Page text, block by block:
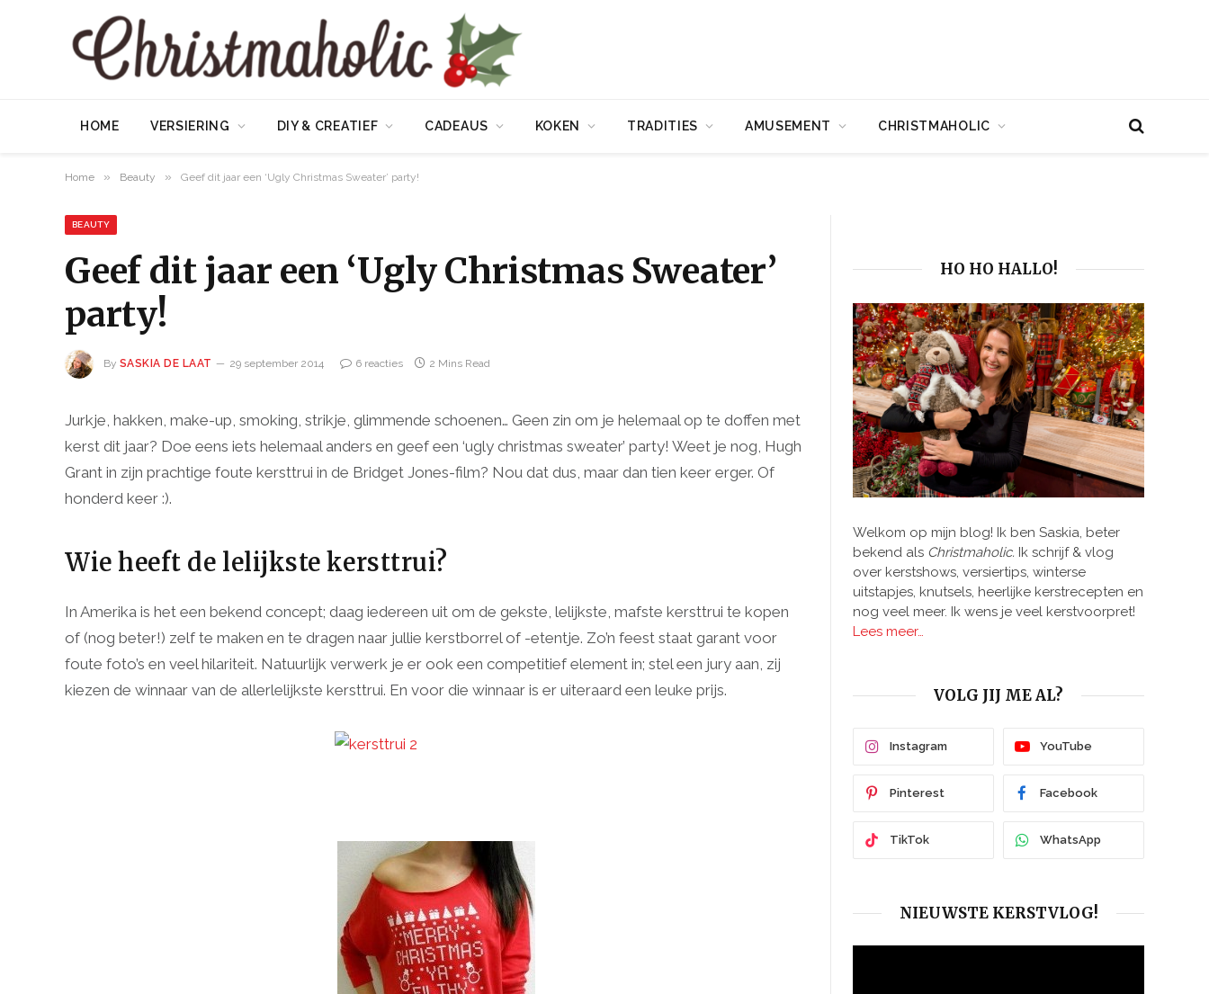
HOME VERSIERING DIY & CREATIEF CADEAUS KOKEN TRADITIES AMUSEMENT CHRISTMAHOLIC
Home » Beauty » Geef dit jaar een ‘Ugly Christmas Sweater’ party!
BEAUTY
Geef dit jaar een ‘Ugly Christmas Sweater’
party!
By SASKIA DE LAAT 29 september 2014 6 reacties 2 Mins Read
Jurkje, hakken, make-up, smoking, strikje, glimmende schoenen… Geen zin om je helemaal op te doffen met
kerst dit jaar? Doe eens iets helemaal anders en geef een ‘ugly christmas sweater’ party! Weet je nog, Hugh
Grant in zijn prachtige foute kersttrui in de Bridget Jones-film? Nou dat dus, maar dan tien keer erger. Of
honderd keer :).
Wie heeft de lelijkste kersttrui?
In Amerika is het een bekend concept; daag iedereen uit om de gekste, lelijkste, mafste kersttrui te kopen
of (nog beter!) zelf te maken en te dragen naar jullie kerstborrel of -etentje. Zo’n feest staat garant voor
foute foto’s en veel hilariteit. Natuurlijk verwerk je er ook een competitief element in; stel een jury aan, zij
kiezen de winnaar van de allerlelijkste kersttrui. En voor die winnaar is er uiteraard een leuke prijs.
HO HO HALLO!
Welkom op mijn blog! Ik ben Saskia, beter
bekend als Christmaholic. Ik schrijf & vlog
over kerstshows, versiertips, winterse
uitstapjes, knutsels, heerlijke kerstrecepten en
nog veel meer. Ik wens je veel kerstvoorpret!
Lees meer…
VOLG JIJ ME AL?
Instagram YouTube
Pinterest Facebook
TikTok WhatsApp
NIEUWSTE KERSTVLOG!